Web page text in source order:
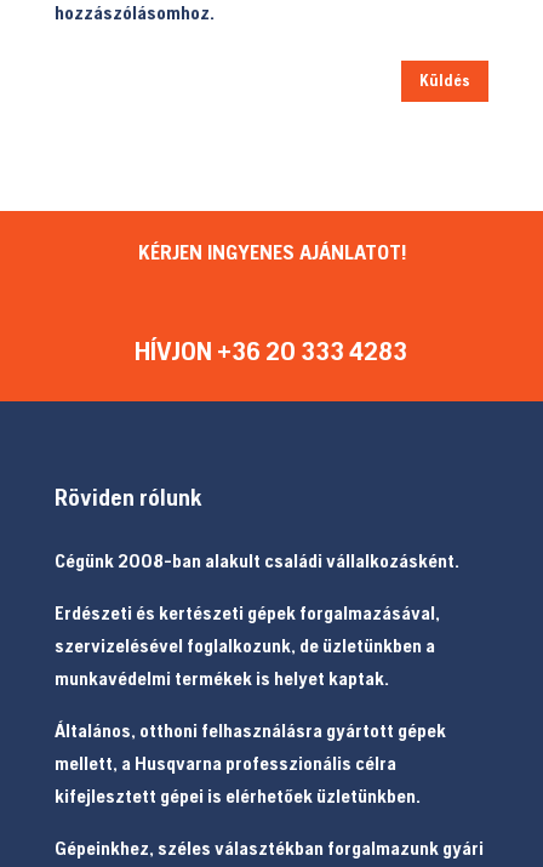
hozzászólásomhoz.
Küldés
KÉRJEN INGYENES AJÁNLATOT!
HÍVJON +36 20 333 4283
Röviden rólunk
Cégünk 2008-ban alakult családi vállalkozásként.
Erdészeti és kertészeti gépek forgalmazásával,
szervizelésével foglalkozunk, de üzletünkben a
munkavédelmi termékek is helyet kaptak.
Általános, otthoni felhasználásra gyártott gépek
mellett, a Husqvarna professzionális célra
kifejlesztett gépei is elérhetőek üzletünkben.
Gépeinkhez, széles választékban forgalmazunk gyári